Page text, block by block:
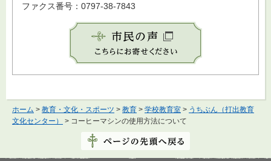
ファクス番号：0797-38-7843
ホーム > 教育・文化・スポーツ > 教育 > 学校教育室 > うちぶん（打出教育
文化センター）
> コーヒーマシンの使用方法について